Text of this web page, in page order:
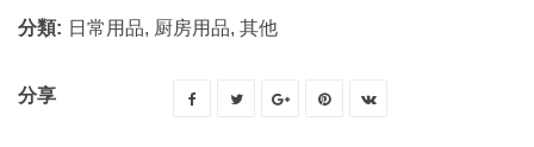
分類: 日常用品, 厨房用品, 其他
分享